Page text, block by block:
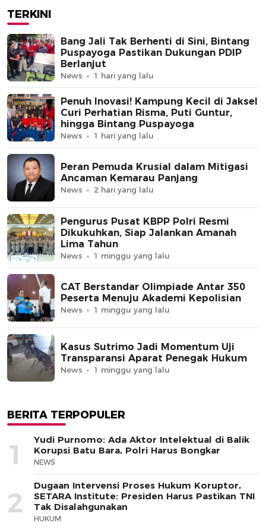
TERKINI
Bang Jali Tak Berhenti di Sini, Bintang
Puspayoga Pastikan Dukungan PDIP
Berlanjut
News 1 hari yang lalu
Penuh Inovasi! Kampung Kecil di Jaksel
Curi Perhatian Risma, Puti Guntur,
hingga Bintang Puspayoga
News 1 hari yang lalu
Peran Pemuda Krusial dalam Mitigasi
Ancaman Kemarau Panjang
News 2 hari yang lalu
Pengurus Pusat KBPP Polri Resmi
Dikukuhkan, Siap Jalankan Amanah
Lima Tahun
News 1 minggu yang lalu
CAT Berstandar Olimpiade Antar 350
Peserta Menuju Akademi Kepolisian
News 1 minggu yang lalu
Kasus Sutrimo Jadi Momentum Uji
Transparansi Aparat Penegak Hukum
News 1 minggu yang lalu
BERITA TERPOPULER
1
Yudi Purnomo: Ada Aktor Intelektual di Balik
Korupsi Batu Bara, Polri Harus Bongkar
NEWS
2
Dugaan Intervensi Proses Hukum Koruptor,
SETARA Institute: Presiden Harus Pastikan TNI
Tak Disalahgunakan
HUKUM